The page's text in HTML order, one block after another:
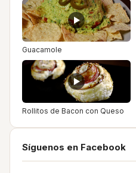
Guacamole
Rollitos de Bacon con Queso
Síguenos en Facebook